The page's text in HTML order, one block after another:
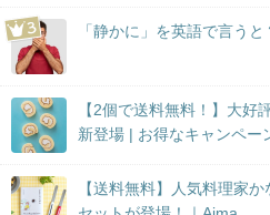
「静かに」を英語で言うと
【2個で送料無料！】大好
新登場 | お得なキャンペー
【送料無料】人気料理家